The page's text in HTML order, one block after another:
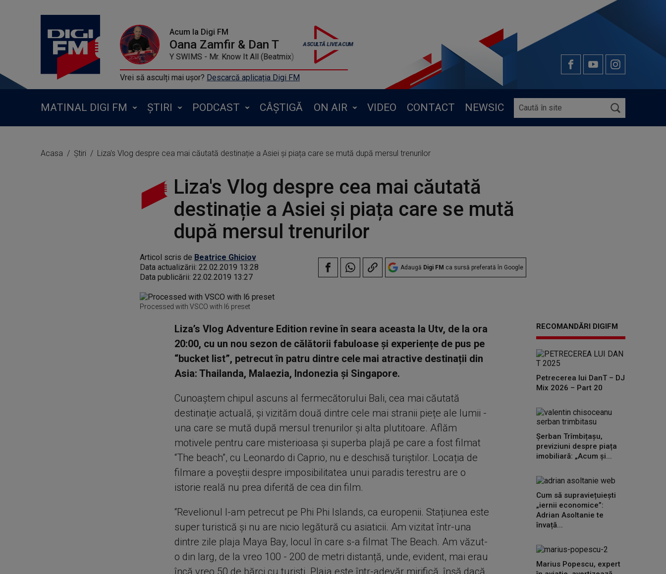
Acum la Digi FM
Oana Zamfir & Dan T
TEDDY SWIMS - Mr. Know It All (Beatmix)
Vrei să asculți mai ușor? Descarcă aplicația Digi FM
MATINAL DIGI FM ȘTIRI PODCAST CÂȘTIGĂ ON AIR VIDEO CONTACT NEWSIC
Acasa Știri Liza's Vlog despre cea mai căutată destinație a Asiei și piața care se mută după mersul trenurilor
Liza's Vlog despre cea mai căutată
destinație a Asiei și piața care se mută
după mersul trenurilor
Articol scris de Beatrice Ghiciov
Data actualizării: 22.02.2019 13:28
Data publicării: 22.02.2019 13:27
Adaugă Digi FM ca sursă preferată în Google
Processed with VSCO with l6 preset
Liza’s Vlog Adventure Edition revine în seara aceasta la Utv, de la ora
20:00, cu un nou sezon de călătorii fabuloase și experiențe de pus pe
“bucket list”, petrecut în patru dintre cele mai atractive destinații din
Asia: Thailanda, Malaezia, Indonezia și Singapore.
Cunoaștem chipul ascuns al fermecătorului Bali, cea mai căutată
destinație actuală, și vizităm două dintre cele mai stranii piețe ale lumii -
una care se mută după mersul trenurilor și alta plutitoare. Aflăm
motivele pentru care misterioasa și superba plajă pe care a fost filmat
“The beach”, cu Leonardo di Caprio, nu e deschisă turiștilor. Locația de
filmare a poveștii despre imposibilitatea unui paradis terestru are o
istorie reală nu prea diferită de cea din film.
“Revelionul l-am petrecut pe Phi Phi Islands, ca europenii. Stațiunea este
super turistică și nu are nicio legătură cu asiaticii. Am vizitat într-una
dintre zile plaja Maya Bay, locul în care s-a filmat The Beach. Am văzut-
o din larg, de la vreo 100 - 200 de metri distanță, unde, evident, mai erau
încă vreo 50 de bărci cu turiști. Plaja este într-adevăr mirifică, însă dacă
RECOMANDĂRI DIGIFM
Petrecerea lui DanT – DJ
Mix 2026 – Part 20
Șerban Trîmbițașu,
previziuni despre piața
imobiliară: „Acum și...
Cum să supraviețuiești
„iernii economice”:
Adrian Asoltanie te
învață...
Marius Popescu, expert